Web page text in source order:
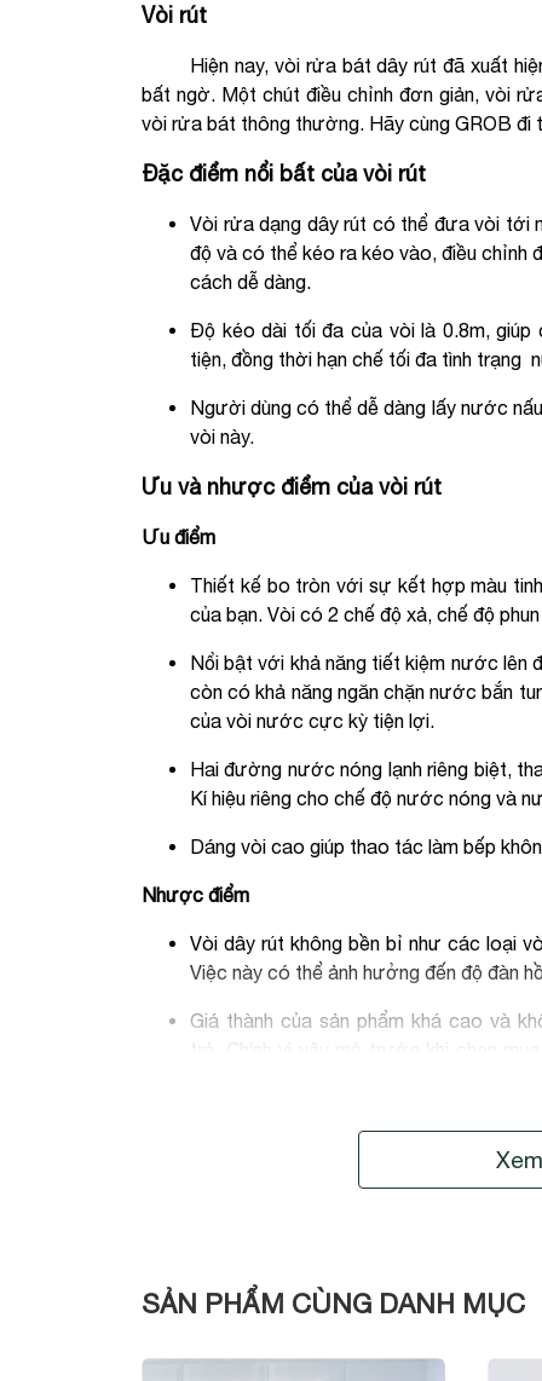
Vòi rút
Hiện nay, vòi rửa bát dây rút đã xuất hiện
bất ngờ. Một chút điều chỉnh đơn giản, vòi
vòi rửa bát thông thường. Hãy cùng GROB đi
Đặc điểm nổi bất của vòi rút
Vòi rửa dạng dây rút có thể đưa vòi tới
độ và có thể kéo ra kéo vào, điều chỉnh
cách dễ dàng.
Độ kéo dài tối đa của vòi là 0.8m, giúp
tiện, đồng thời hạn chế tối đa tình trạng
Người dùng có thể dễ dàng lấy nước
vòi này.
Ưu và nhược điểm của vòi rút
Ưu điểm
Thiết kế bo tròn với sự kết hợp màu
của bạn. Vòi có 2 chế độ xả, chế độ
Nổi bật với khả năng tiết kiệm nước lên
còn có khả năng ngăn chặn nước bắn
của vòi nước cực kỳ tiện lợi.
Hai đường nước nóng lạnh riêng biệt,
Kí hiệu riêng cho chế độ nước nóng và
Dáng vòi cao giúp thao tác làm bếp
Nhược điểm
Vòi dây rút không bền bỉ như các loại
Việc này có thể ảnh hưởng đến độ đàn
Giá thành của sản phẩm khá cao và
trả.
Chính vì vậy mà trước khi chọn
Điểm hạn chế của vòi rút
Vòi dây rút không bền bỉ như các loại
chất lượng và tuổi thọ của vòi.
SẢN PHẨM CÙNG DANH MỤC